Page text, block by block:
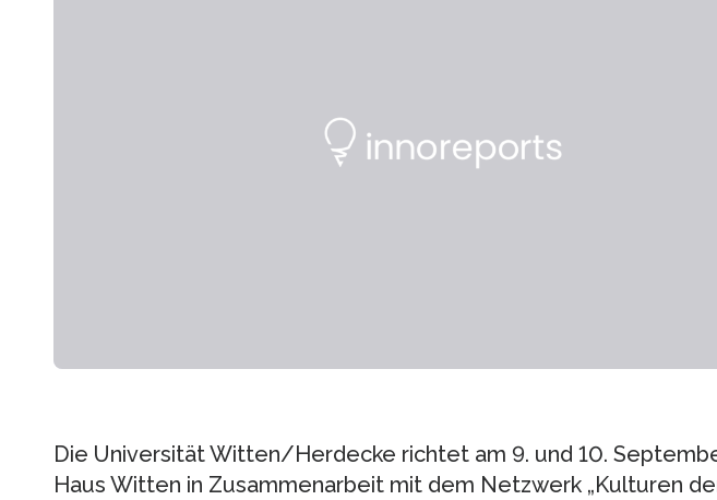
Die Universität Witten/Herdecke richtet am 9. und 10.
Haus Witten in Zusammenarbeit mit dem Netzwerk „Kulturen